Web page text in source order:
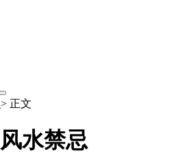
> 正文
水禁忌